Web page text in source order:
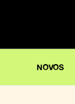
NOVOS